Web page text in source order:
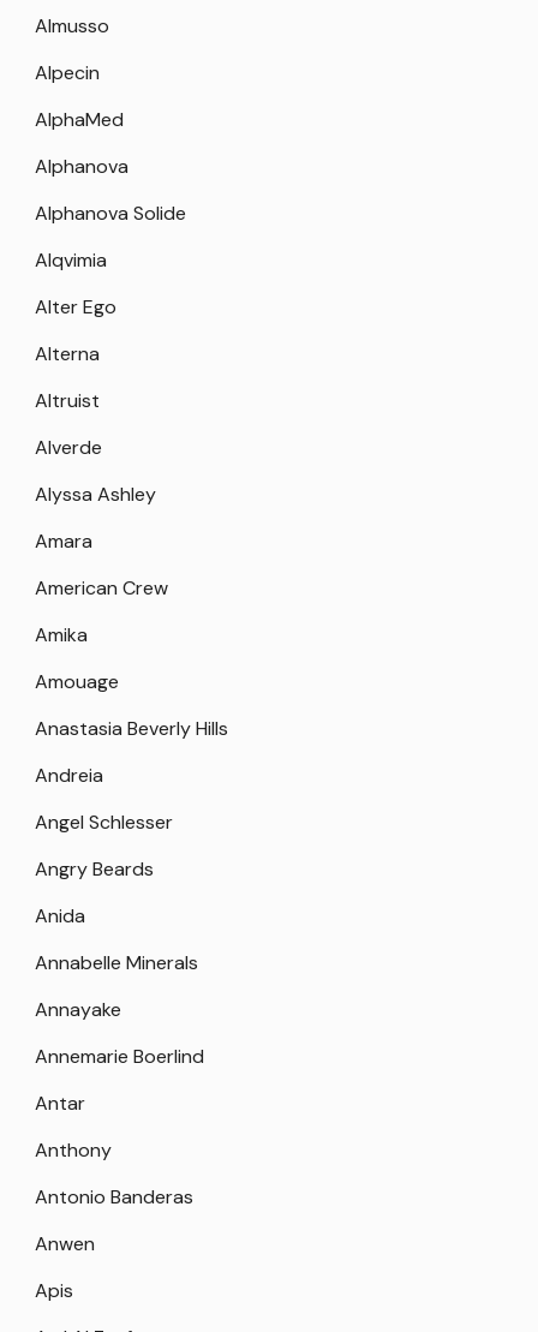
Almusso
Alpecin
AlphaMed
Alphanova
Alphanova Solide
Alqvimia
Alter Ego
Alterna
Altruist
Alverde
Alyssa Ashley
Amara
American Crew
Amika
Amouage
Anastasia Beverly Hills
Andreia
Angel Schlesser
Angry Beards
Anida
Annabelle Minerals
Annayake
Annemarie Boerlind
Antar
Anthony
Antonio Banderas
Anwen
Apis